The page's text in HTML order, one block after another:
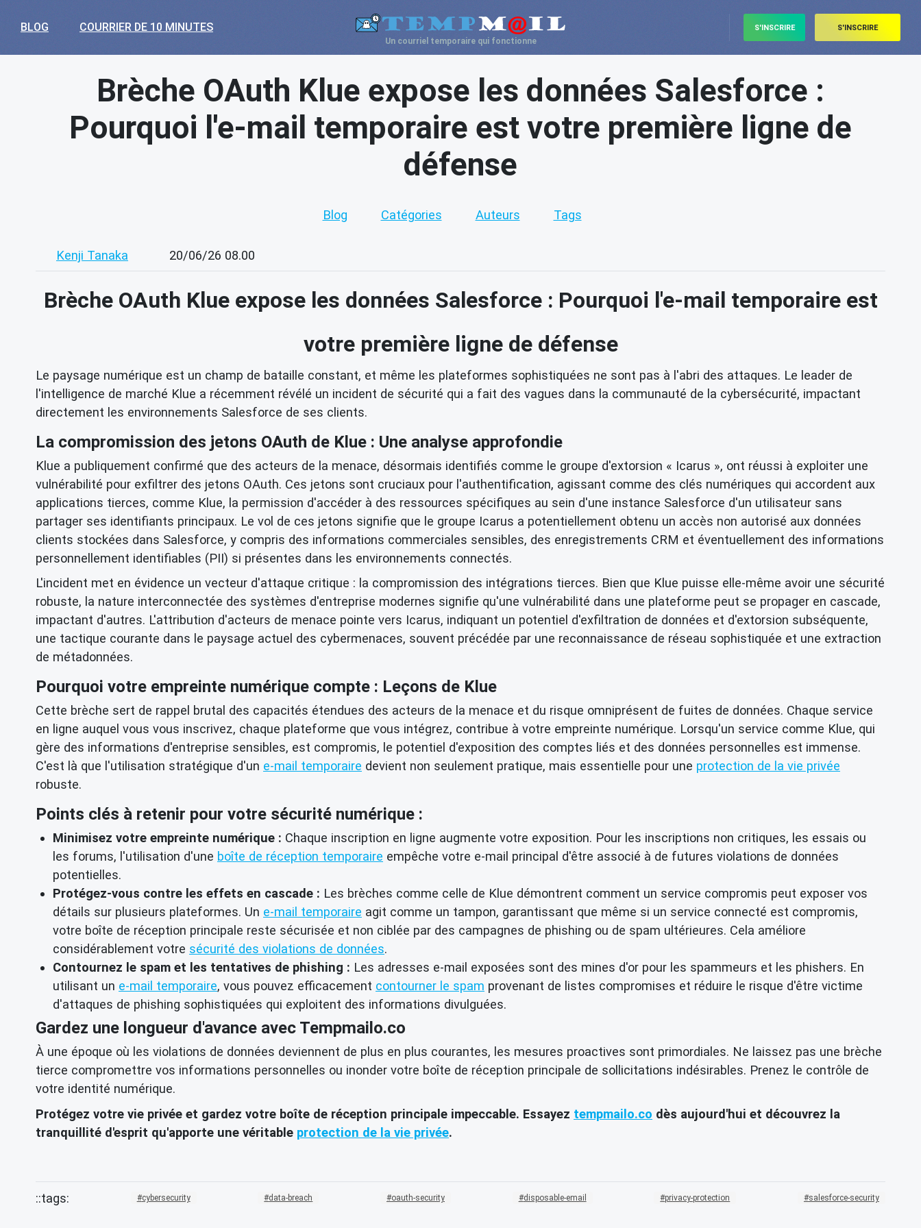
BLOG COURRIER DE 10 MINUTES
Un courriel temporaire qui fonctionne
S'INSCRIRE S'INSCRIRE
Brèche OAuth Klue expose les données Salesforce :
Pourquoi l'e-mail temporaire est votre première ligne de
défense
Blog Catégories Auteurs Tags
Kenji Tanaka 20/06/26 08.00
Brèche OAuth Klue expose les données Salesforce : Pourquoi l'e-mail temporaire est
votre première ligne de défense
Le paysage numérique est un champ de bataille constant, et même les plateformes sophistiquées ne sont pas à l'abri des attaques. Le leader de
l'intelligence de marché Klue a récemment révélé un incident de sécurité qui a fait des vagues dans la communauté de la cybersécurité, impactant
directement les environnements Salesforce de ses clients.
La compromission des jetons OAuth de Klue : Une analyse approfondie
Klue a publiquement confirmé que des acteurs de la menace, désormais identifiés comme le groupe d'extorsion « Icarus », ont réussi à exploiter une
vulnérabilité pour exfiltrer des jetons OAuth. Ces jetons sont cruciaux pour l'authentification, agissant comme des clés numériques qui accordent aux
applications tierces, comme Klue, la permission d'accéder à des ressources spécifiques au sein d'une instance Salesforce d'un utilisateur sans
partager ses identifiants principaux. Le vol de ces jetons signifie que le groupe Icarus a potentiellement obtenu un accès non autorisé aux données
clients stockées dans Salesforce, y compris des informations commerciales sensibles, des enregistrements CRM et éventuellement des informations
personnellement identifiables (PII) si présentes dans les environnements connectés.
L'incident met en évidence un vecteur d'attaque critique : la compromission des intégrations tierces. Bien que Klue puisse elle-même avoir une sécurité
robuste, la nature interconnectée des systèmes d'entreprise modernes signifie qu'une vulnérabilité dans une plateforme peut se propager en cascade,
impactant d'autres. L'attribution d'acteurs de menace pointe vers Icarus, indiquant un potentiel d'exfiltration de données et d'extorsion subséquente,
une tactique courante dans le paysage actuel des cybermenaces, souvent précédée par une reconnaissance de réseau sophistiquée et une extraction
de métadonnées.
Pourquoi votre empreinte numérique compte : Leçons de Klue
Cette brèche sert de rappel brutal des capacités étendues des acteurs de la menace et du risque omniprésent de fuites de données. Chaque service
en ligne auquel vous vous inscrivez, chaque plateforme que vous intégrez, contribue à votre empreinte numérique. Lorsqu'un service comme Klue, qui
gère des informations d'entreprise sensibles, est compromis, le potentiel d'exposition des comptes liés et des données personnelles est immense.
C'est là que l'utilisation stratégique d'un e-mail temporaire devient non seulement pratique, mais essentielle pour une protection de la vie privée
robuste.
Points clés à retenir pour votre sécurité numérique :
Minimisez votre empreinte numérique : Chaque inscription en ligne augmente votre exposition. Pour les inscriptions non critiques, les essais ou
les forums, l'utilisation d'une boîte de réception temporaire empêche votre e-mail principal d'être associé à de futures violations de données
potentielles.
Protégez-vous contre les effets en cascade : Les brèches comme celle de Klue démontrent comment un service compromis peut exposer vos
détails sur plusieurs plateformes. Un e-mail temporaire agit comme un tampon, garantissant que même si un service connecté est compromis,
votre boîte de réception principale reste sécurisée et non ciblée par des campagnes de phishing ou de spam ultérieures. Cela améliore
considérablement votre sécurité des violations de données.
Contournez le spam et les tentatives de phishing : Les adresses e-mail exposées sont des mines d'or pour les spammeurs et les phishers. En
utilisant un e-mail temporaire, vous pouvez efficacement contourner le spam provenant de listes compromises et réduire le risque d'être victime
d'attaques de phishing sophistiquées qui exploitent des informations divulguées.
Gardez une longueur d'avance avec Tempmailo.co
À une époque où les violations de données deviennent de plus en plus courantes, les mesures proactives sont primordiales. Ne laissez pas une brèche
tierce compromettre vos informations personnelles ou inonder votre boîte de réception principale de sollicitations indésirables. Prenez le contrôle de
votre identité numérique.
Protégez votre vie privée et gardez votre boîte de réception principale impeccable. Essayez tempmailo.co dès aujourd'hui et découvrez la
tranquillité d'esprit qu'apporte une véritable protection de la vie privée.
cybersecurity data-breach oauth-security disposable-email privacy-protection salesforce-security